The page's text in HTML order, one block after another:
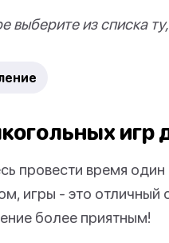
выберите из списка
провести время
игры - это отличный
более приятным!